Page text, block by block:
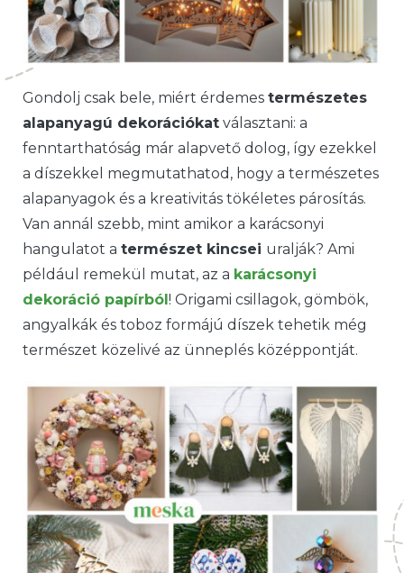
Gondolj csak bele, miért érdemes természetes
alapanyagú dekorációkat választani: a
fenntarthatóság már alapvető dolog, így ezekkel
a díszekkel megmutathatod, hogy a természetes
alapanyagok és a kreativitás tökéletes párosítás.
Van annál szebb, mint amikor a karácsonyi
hangulatot a természet kincsei uralják? Ami
például remekül mutat, az a karácsonyi
dekoráció papírból ! Origami csillagok, gömbök,
angyalkák és toboz formájú díszek tehetik még
természet közelivé az ünneplés középpontját.